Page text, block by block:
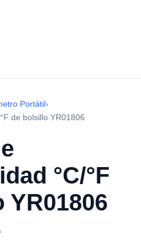
Portátil›
de bolsillo YR01806
°C/°F